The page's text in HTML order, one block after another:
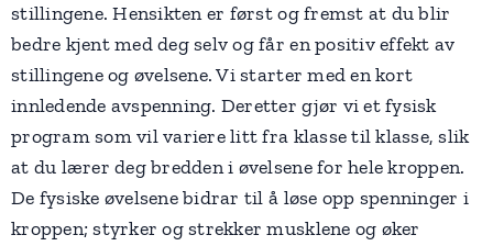
stillingene. Hensikten er først og fremst at du blir
bedre kjent med deg selv og får en positiv effekt av
stillingene og øvelsene. Vi starter med en kort
innledende avspenning. Deretter gjør vi et fysisk
program som vil variere litt fra klasse til klasse, slik
at du lærer deg bredden i øvelsene for hele kroppen.
De fysiske øvelsene bidrar til å løse opp spenninger i
kroppen; styrker og strekker musklene og øker